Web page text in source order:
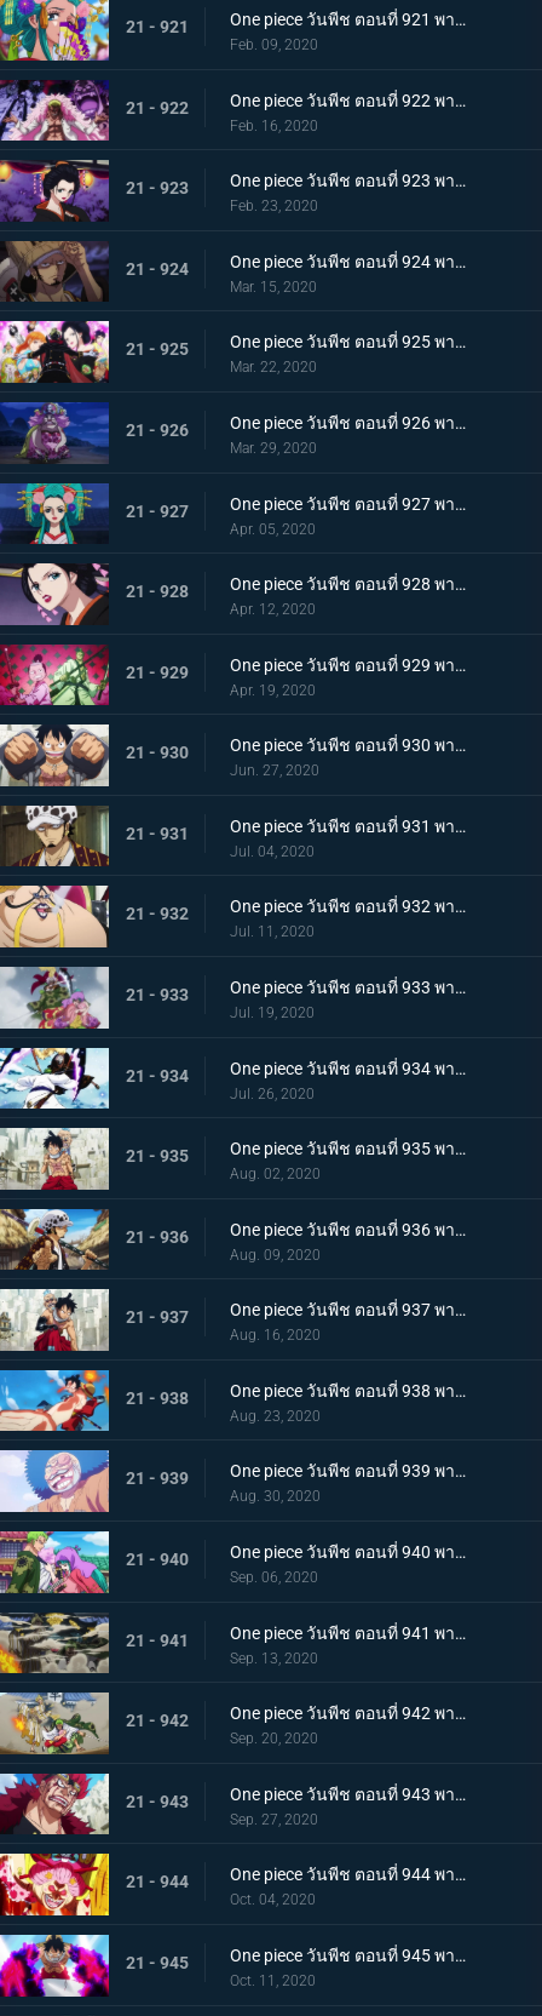
21 - 921 One piece วันพีช ตอนที่ 921 พากย์ไทย ความงดงามตระการตา สาวงามแห่งประเทศวาโนะ โคมุราซากิ
Feb. 09, 2020
21 - 922 One piece วันพีช ตอนที่ 922 พากย์ไทย ตำนานลูกผู้ชาย! การเดินทางของโซโลและโทโนะยาสุ!
Feb. 16, 2020
21 - 923 One piece วันพีช ตอนที่ 923 พากย์ไทย สถานการณ์ฉุกเฉิน บิ๊กมัมย่างกรายสู่วาโนะ!
Feb. 23, 2020
21 - 924 One piece วันพีช ตอนที่ 924 พากย์ไทย เมืองในความโกลาหล! นักฆ่าหน้าใหม่ที่หมายหัวซันจิ
Mar. 15, 2020
21 - 925 One piece วันพีช ตอนที่ 925 พากย์ไทย การต่อสู้ครั้งใหญ่! ผู้พิทักษ์หน้ากากโซบะ!
Mar. 22, 2020
21 - 926 One piece วันพีช ตอนที่ 926 พากย์ไทย เข้าตาจน โอโรจิโอนิวาบังที่แสนอันตราย
Mar. 29, 2020
21 - 927 One piece วันพีช ตอนที่ 927 พากย์ไทย ขุมนรก! พญาอสรพิษผู้น่าสะพรึง โชกุนโอโรจิ
Apr. 05, 2020
21 - 928 One piece วันพีช ตอนที่ 928 พากย์ไทย ดอกไม้ที่ปลิดปลิว! วาระสุดท้ายของหญิงงามแห่งวาโนะ
Apr. 12, 2020
21 - 929 One piece วันพีช ตอนที่ 929 พากย์ไทย สายสัมพันธ์นักโทษ ลูฟี่กับปู่เฮียว!
Apr. 19, 2020
21 - 930 One piece วันพีช ตอนที่ 930 พากย์ไทย หัวหน้าใหญ่! ควีนแห่งหายนะปรากฏตัว!
Jun. 27, 2020
21 - 931 One piece วันพีช ตอนที่ 931 พากย์ไทย ปีนขึ้นไป ลูฟี่และการหนีตายที่เดิมพันด้วยชีวิต!
Jul. 04, 2020
21 - 932 One piece วันพีช ตอนที่ 932 พากย์ไทย อยู่หรือตาย ศึกซูโม่อินเฟอร์โนของควีน
Jul. 11, 2020
21 - 933 One piece วันพีช ตอนที่ 933 พากย์ไทย กิวคิมารุ! ศึกตัดสินของโซโลบนสะพานโออิฮางิ
Jul. 19, 2020
21 - 934 One piece วันพีช ตอนที่ 934 พากย์ไทย สถานะการณ์พลิกผัน! วิชาสามดาบข้ามเงื้อมมือมัจจุราช!
Jul. 26, 2020
21 - 935 One piece วันพีช ตอนที่ 935 พากย์ไทย โซโลต้องตะลึง! ตัวตนที่แท้จริงของสาวงามผู้เลอโฉม
Aug. 02, 2020
21 - 936 One piece วันพีช ตอนที่ 936 พากย์ไทย เรียนรู้ถึงแก่น ฮาคิแห่งวาโนะ ริวโอ!
Aug. 09, 2020
21 - 937 One piece วันพีช ตอนที่ 937 พากย์ไทย โทโนะยาสุ! ผู้เป็นที่รักของเมืองเอบิสุ!
Aug. 16, 2020
21 - 938 One piece วันพีช ตอนที่ 938 พากย์ไทย สะเทือนทั่วหล้า ตัวตนที่แท้จริงของจอมโจรเจ้าหนูสามฉลู
Aug. 23, 2020
21 - 939 One piece วันพีช ตอนที่ 939 พากย์ไทย ความเจ็บปวดของพวกพ้อง! การช่วยเหลือโทโนะยาสุที่ถูกจับ
Aug. 30, 2020
21 - 940 One piece วันพีช ตอนที่ 940 พากย์ไทย ความโกรธของโซโล ตัวตนที่แท้จริงของผลสไมล์!
Sep. 06, 2020
21 - 941 One piece วันพีช ตอนที่ 941 พากย์ไทย น้ำตาโทโกะ ลูกปืนที่ไร้ความรู้สึกของโอโรจิ!
Sep. 13, 2020
21 - 942 One piece วันพีช ตอนที่ 942 พากย์ไทย ใส่ให้ยับ! ความวุ่นวาย! การต่อสู้ที่ลานประหาร
Sep. 20, 2020
21 - 943 One piece วันพีช ตอนที่ 943 พากย์ไทย การตัดสินใจของลูฟี่ ทลายการแข่งซูโม่นรก!
Sep. 27, 2020
21 - 944 One piece วันพีช ตอนที่ 944 พากย์ไทย การมาของพายุ! บิ๊กมัมอาละวาด!
Oct. 04, 2020
21 - 945 One piece วันพีช ตอนที่ 945 พากย์ไทย ความแค้นถั่วแดงต้ม ลูฟี่เข้าตาจน
Oct. 11, 2020